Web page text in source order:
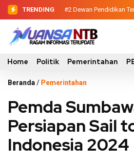
TRENDING #2 Dewan Pendidikan
305 Siswa SDN Kanar
Home Politik Pemerintahan
Beranda / Pemerintahan
Pemda
Persiapan Sail
Indonesia 2024